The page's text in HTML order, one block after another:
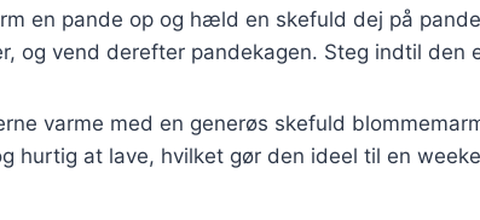
en pande op og hæld en skefuld dej på
og vend derefter pandekagen. Steg indtil den
varme med en generøs skefuld
hurtig at lave, hvilket gør den ideel til en